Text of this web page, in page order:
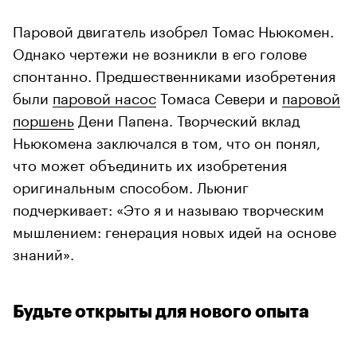
Паровой двигатель изобрел Томас Ньюкомен.
Однако чертежи не возникли в его голове
спонтанно. Предшественниками изобретения
были паровой насосТомаса Севери и паровой
поршень Дени Папена. Творческий вклад
Ньюкомена заключался в том, что он понял,
что может объединить их изобретения
оригинальным способом. Льюниг
подчеркивает: «Это я и называю творческим
мышлением: генерация новых идей на основе
знаний».
Будьте открыты для нового опыта